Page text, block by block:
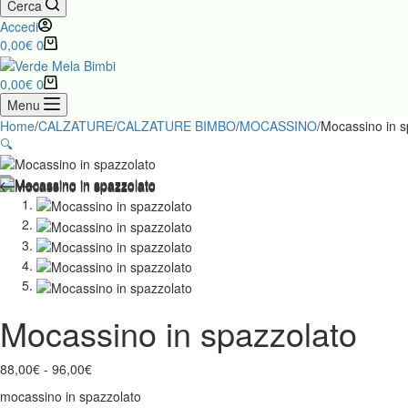
Cerca
Accedi
Carrello
0,00€ 0
Carrello
0,00€ 0
Menu
Home/CALZATURE/CALZATURE BIMBO/MOCASSINO/Mocassino in
🔍
Mocassino in spazzolato
88,00€ - 96,00€Fascia
prezzo:
mocassino in spazzolato